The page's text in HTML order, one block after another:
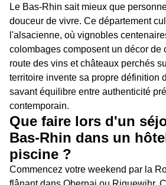
Le Bas-Rhin sait mieux que
douceur de vivre. Ce département
l'alsacienne, où vignobles
colombages composent un décor de
route des vins et châteaux perchés
territoire invente sa propre définition
savant équilibre entre authenticité
contemporain.
Que faire lors d'un
Bas-Rhin dans un
piscine ?
Commencez votre weekend par la